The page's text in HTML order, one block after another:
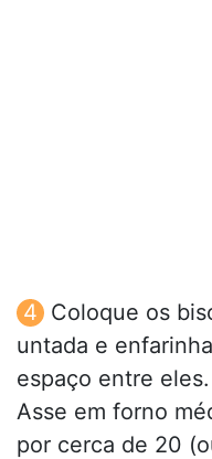
Coloque os
untada e
espaço entre eles.
Asse em forno
por cerca de 20